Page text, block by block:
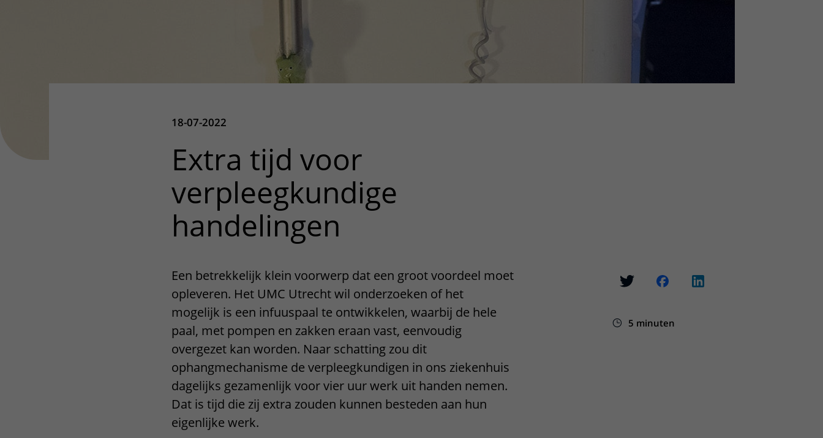
18-07-2022
Extra tijd voor
verpleegkundige
handelingen
5 minuten
Een betrekkelijk klein voorwerp dat een groot voordeel moet
opleveren. Het UMC Utrecht wil onderzoeken of het
mogelijk is een infuuspaal te ontwikkelen, waarbij de hele
paal, met pompen en zakken eraan vast, eenvoudig
overgezet kan worden. Naar schatting zou dit
ophangmechanisme de verpleegkundigen in ons ziekenhuis
dagelijks gezamenlijk voor vier uur werk uit handen nemen.
Dat is tijd die zij extra zouden kunnen besteden aan hun
eigenlijke werk.